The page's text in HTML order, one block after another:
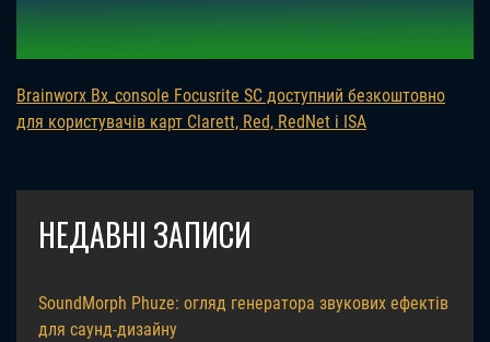
Brainworx Bx_console Focusrite SC доступний безкоштовно
для користувачів карт Clarett, Red, RedNet і ISA
НЕДАВНІ ЗАПИСИ
SoundMorph Phuze: огляд генератора звукових ефектів
для саунд-дизайну